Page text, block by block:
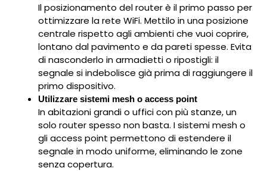
Il posizionamento del router è il primo passo per
ottimizzare la rete WiFi. Mettilo in una posizione
centrale rispetto agli ambienti che vuoi coprire,
lontano dal pavimento e da pareti spesse. Evita
di nasconderlo in armadietti o ripostigli: il
segnale si indebolisce già prima di raggiungere il
primo dispositivo.
Utilizzare sistemi mesh o access point
In abitazioni grandi o uffici con più stanze, un
solo router spesso non basta. I sistemi mesh o
gli access point permettono di estendere il
segnale in modo uniforme, eliminando le zone
senza copertura.